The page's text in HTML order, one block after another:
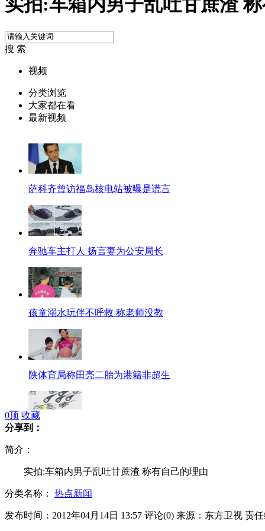
实拍:车箱内男子乱吐甘蔗渣
搜 索
视频
分类浏览
大家都在看
最新视频
萨科齐曾访福岛核电站被曝是谎言
奔驰车主打人 扬言妻为公安局长
孩童溺水玩伴不呼救 称老师没教
陕体育局称田亮二胎为港籍非超生
孝子背母春游图引盛赞
0顶 收藏
分享到：
简介：
实拍:车箱内男子乱吐甘蔗渣 称有自己的理由
分类名称： 热点新闻
发布时间：2012年04月14日 13:57 评论(0) 来源：东方卫视 责